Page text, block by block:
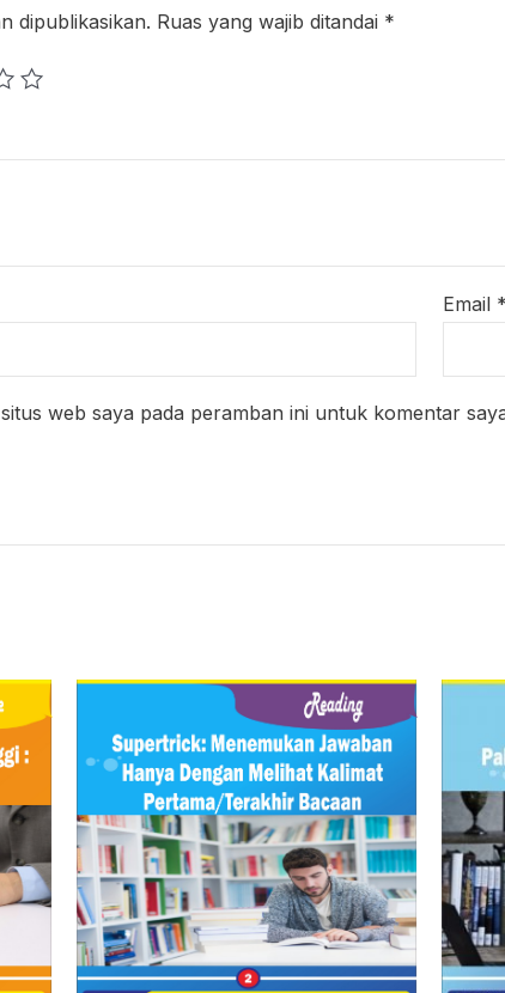
dipublikasikan. Ruas yang wajib ditandai *
Email *
web saya pada peramban ini untuk komentar